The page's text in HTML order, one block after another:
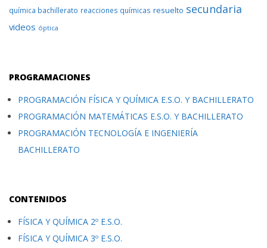
química bachillerato reacciones químicas resuelto secundaria
videos óptica
PROGRAMACIONES
PROGRAMACIÓN FÍSICA Y QUÍMICA E.S.O. Y BACHILLERATO
PROGRAMACIÓN MATEMÁTICAS E.S.O. Y BACHILLERATO
PROGRAMACIÓN TECNOLOGÍA E INGENIERÍA
BACHILLERATO
CONTENIDOS
FÍSICA Y QUÍMICA 2º E.S.O.
FÍSICA Y QUÍMICA 3º E.S.O.